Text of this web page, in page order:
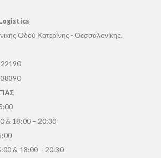
Οδού Κατερίνης - Θεσσαλονίκης,
& 18:00 – 20:30
& 18:00 – 20:30